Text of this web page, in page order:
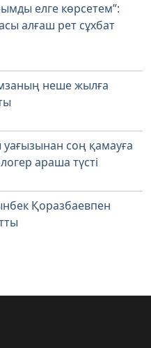
елге көрсетем”:
алғаш рет сұхбат
неше жылға
соң қамауға
араша түсті
Қоразбаевпен